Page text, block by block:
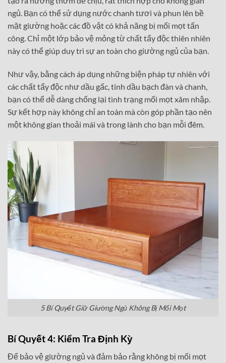
ngủ. Bạn có thể sử dụng nước chanh tươi và phun lên bề
mặt giường hoặc các đồ vật có khả năng bị mối mọt tấn
công. Chỉ một lớp bảo vệ mỏng từ chất tẩy độc thiên nhiên
này có thể giúp duy trì sự an toàn cho giường ngủ của bạn.
Như vậy, bằng cách áp dụng những biện pháp tự nhiên với
các chất tẩy độc như dầu gấc, tinh dầu bạch đàn và chanh,
bạn có thể dễ dàng chống lại tình trạng mối mọt xâm nhập.
Sự kết hợp này không chỉ an toàn mà còn góp phần tạo nên
một không gian thoải mái và trong lành cho bạn mỗi đêm.
5 Bí Quyết Giữ Giường Ngủ Không Bị Mối Mọt
Bí Quyết 4: Kiểm Tra Định Kỳ
Để bảo vệ giường ngủ và đảm bảo rằng không bị mối mọt